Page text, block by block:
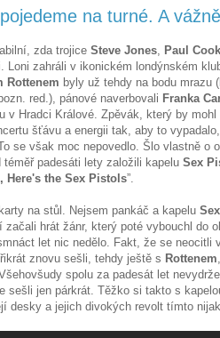
na turné. A
zda trojice Steve Jones, Paul Cook
Loni zahráli v ikonickém londýnském
Rottenem byly už tehdy na bodu mrazu (
red.), pánové naverbovali Franka
v Hradci Králové. Zpěvák, který by
šťávu a energii tak, aby to
se však moc nepovedlo. Šlo vlastně o
téměř padesáti lety založili kapelu Sex
Here's the Sex Pistols”.
na stůl. Nejsem pankáč a kapelu
začali hrát žánr, který poté vybouchl do
let nic nedělo. Fakt, že se neocitli
znovu sešli, tehdy ještě s Rottenem
spolu za padesát let
sešli jen párkrát. Těžko si takto s
desky a jejich divokých revolt tímto